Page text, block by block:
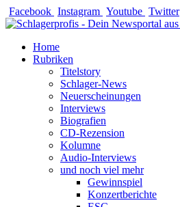
Zum
Inhalt
Facebook Instagram Youtube Twitter
Home
Rubriken
Titelstory
Schlager-News
Neuerscheinungen
Interviews
Biografien
CD-Rezension
Kolumne
Audio-Interviews
und noch viel mehr
Gewinnspiel
Konzertberichte